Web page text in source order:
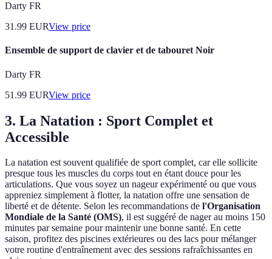
Darty FR
31.99 EURView price
Ensemble de support de clavier et de tabouret Noir
Darty FR
51.99 EURView price
3. La Natation : Sport Complet et
Accessible
La natation est souvent qualifiée de sport complet, car elle sollicite
presque tous les muscles du corps tout en étant douce pour les
articulations. Que vous soyez un nageur expérimenté ou que vous
appreniez simplement à flotter, la natation offre une sensation de
liberté et de détente. Selon les recommandations de l'Organisation
Mondiale de la Santé (OMS), il est suggéré de nager au moins 150
minutes par semaine pour maintenir une bonne santé. En cette
saison, profitez des piscines extérieures ou des lacs pour mélanger
votre routine d'entraînement avec des sessions rafraîchissantes en